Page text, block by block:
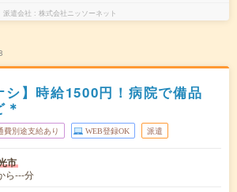
派遣会社 株式会社ニッソーネット
シ】時給1500円！病院で備品
費別途支給あり WEB登録OK 派遣
市
ら---分